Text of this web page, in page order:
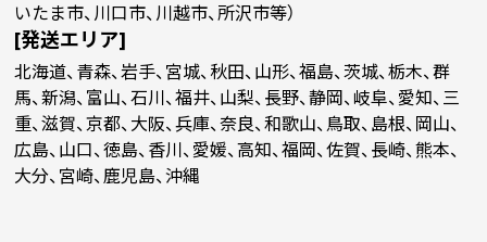
いたま市、川口市、川越市、所沢市等）
[発送エリア]
北海道、青森、岩手、宮城、秋田、山形、福島、茨城、栃木、群
馬、新潟、富山、石川、福井、山梨、長野、静岡、岐阜、愛知、三
重、滋賀、京都、大阪、兵庫、奈良、和歌山、鳥取、島根、岡山、
広島、山口、徳島、香川、愛媛、高知、福岡、佐賀、長崎、熊本、
大分、宮崎、鹿児島、沖縄